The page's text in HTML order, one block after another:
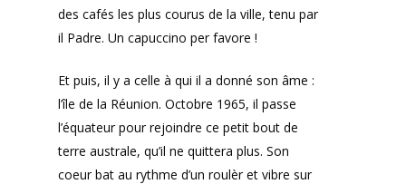
des cafés les plus courus de la ville, tenu par
il Padre. Un capuccino per favore !
Et puis, il y a celle à qui il a donné son âme :
l’île de la Réunion. Octobre 1965, il passe
l’équateur pour rejoindre ce petit bout de
terre australe, qu’il ne quittera plus. Son
coeur bat au rythme d’un roulèr et vibre sur